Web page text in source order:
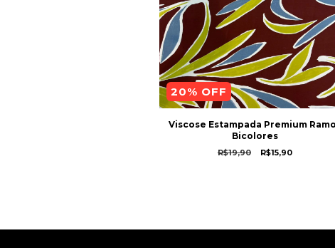
20% OFF
Viscose Estampada Premium
Bicolores
R$19,90 R$15,90